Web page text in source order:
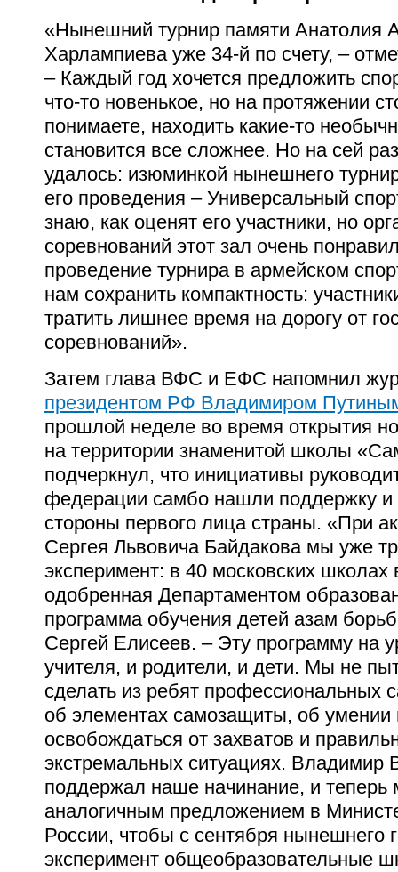
«Нынешний турнир памяти Анатолия
Харлампиева уже 34-й по счету, –
– Каждый год хочется предложить
что-то новенькое, но на протяжении
понимаете, находить какие-то
становится все сложнее. Но на сей
удалось: изюминкой нынешнего
его проведения – Универсальный
знаю, как оценят его участники, но
соревнований этот зал очень
проведение турнира в армейском
нам сохранить компактность:
тратить лишнее время на дорогу от
соревнований».
Затем глава ВФС и ЕФС напомнил
президентом РФ Владимиром
прошлой неделе во время открытия
на территории знаменитой школы
подчеркнул, что инициативы
федерации самбо нашли поддержку и
стороны первого лица страны. «При
Сергея Львовича Байдакова мы уже
эксперимент: в 40 московских школах
одобренная Департаментом
программа обучения детей азам
Сергей Елисеев. – Эту программу на
учителя, и родители, и дети. Мы не
сделать из ребят профессиональных
об элементах самозащиты, об умении
освобождаться от захватов и
экстремальных ситуациях. Владимир
поддержал наше начинание, и
аналогичным предложением в
России, чтобы с сентября нынешнего
эксперимент общеобразовательные